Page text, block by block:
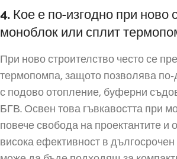
4. Кое е по-изгодно при ново
моноблок или сплит
При ново строителство често се
термопомпа, защото позволява
с подово отопление, буферни
БГВ. Освен това гъвкавостта при
повече свобода на проектантите и
висока ефективност в